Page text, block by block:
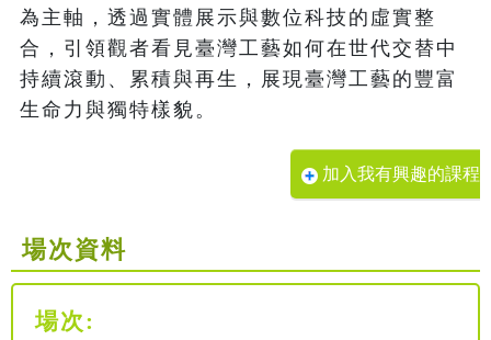
為主軸，透過實體展示與數位科技的虛實整
合，引領觀者看見臺灣工藝如何在世代交替中
持續滾動、累積與再生，展現臺灣工藝的豐富
加入我有興趣的課程
場次資料
場次: